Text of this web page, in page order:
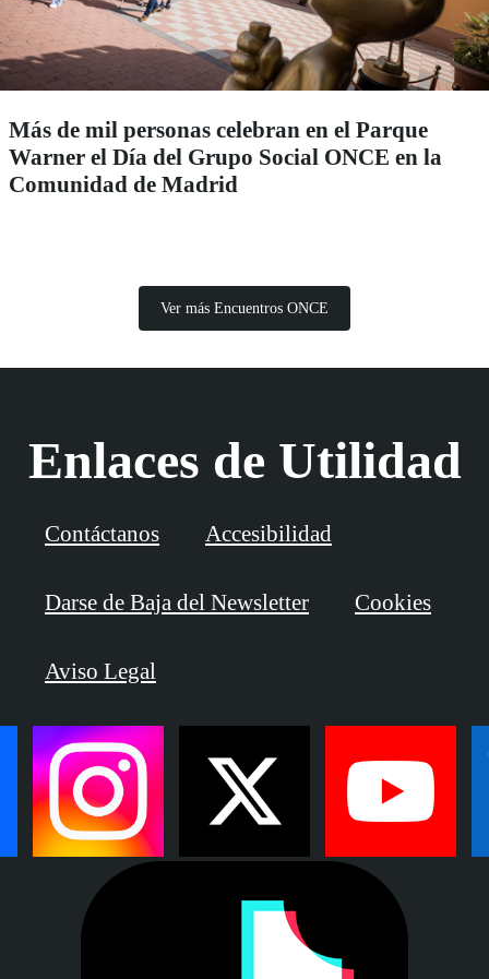
Más de mil personas celebran en el Parque
Warner el Día del Grupo Social ONCE en la
Comunidad de Madrid
Ver más Encuentros ONCE
Enlaces de Utilidad
Contáctanos Accesibilidad
Darse de Baja del Newsletter Cookies
Aviso Legal